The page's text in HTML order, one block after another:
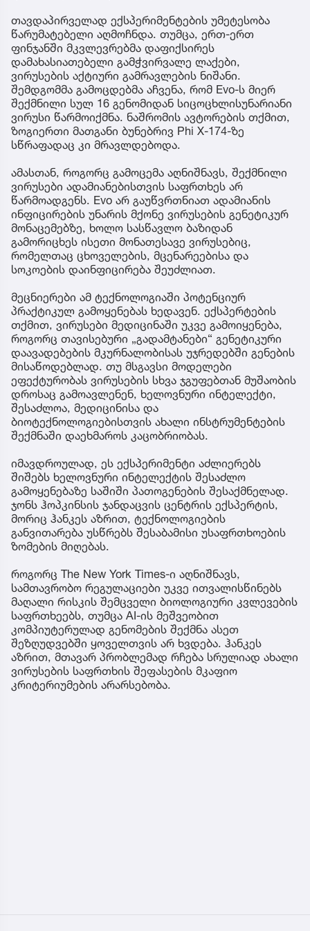
თავდაპირველად ექსპერიმენტების უმეტესობა
წარუმატებელი აღმოჩნდა. თუმცა, ერთ-ერთ
ფინჯანში მკვლევრებმა დაფიქსირეს
დამახასიათებელი გამჭვირვალე ლაქები,
ვირუსების აქტიური გამრავლების ნიშანი.
შემდგომმა გამოცდებმა აჩვენა, რომ Evo-ს მიერ
შექმნილი სულ 16 გენომიდან სიცოცხლისუნარიანი
ვირუსი წარმოიქმნა. ნაშრომის ავტორების თქმით,
ზოგიერთი მათგანი ბუნებრივ Phi X-174-ზე
სწრაფადაც კი მრავლდებოდა.
ამასთან, როგორც გამოცემა აღნიშნავს, შექმნილი
ვირუსები ადამიანებისთვის საფრთხეს არ
წარმოადგენს. Evo არ გაუწვრთნიათ ადამიანის
ინფიცირების უნარის მქონე ვირუსების გენეტიკურ
მონაცემებზე, ხოლო სასწავლო ბაზიდან
გამორიცხეს ისეთი მონათესავე ვირუსებიც,
რომელთაც ცხოველების, მცენარეებისა და
სოკოების დაინფიცირება შეუძლიათ.
მეცნიერები ამ ტექნოლოგიაში პოტენციურ
პრაქტიკულ გამოყენებას ხედავენ. ექსპერტების
თქმით, ვირუსები მედიცინაში უკვე გამოიყენება,
როგორც თავისებური „გადამტანები“ გენეტიკური
დაავადებების მკურნალობისას უჯრედებში გენების
მისაწოდებლად. თუ მსგავსი მოდელები
ეფექტურობას ვირუსების სხვა ჯგუფებთან მუშაობის
დროსაც გამოავლენენ, ხელოვნური ინტელექტი,
შესაძლოა, მედიცინისა და
ბიოტექნოლოგიებისთვის ახალი ინსტრუმენტების
შექმნაში დაეხმაროს კაცობრიობას.
იმავდროულად, ეს ექსპერიმენტი აძლიერებს
შიშებს ხელოვნური ინტელექტის შესაძლო
გამოყენებაზე საშიში პათოგენების შესაქმნელად.
ჯონს ჰოპკინსის ჯანდაცვის ცენტრის ექსპერტის,
მორიც ჰანკეს აზრით, ტექნოლოგიების
განვითარება უსწრებს შესაბამისი უსაფრთხოების
ზომების მიღებას.
როგორც The New York Times-ი აღნიშნავს,
სამთავრობო რეგულაციები უკვე ითვალისწინებს
მაღალი რისკის შემცველი ბიოლოგიური კვლევების
საფრთხეებს, თუმცა AI-ის მეშვეობით
კომპიუტერულად გენომების შექმნა ასეთ
შეზღუდვებში ყოველთვის არ ხვდება. ჰანკეს
აზრით, მთავარ პრობლემად რჩება სრულიად ახალი
ვირუსების საფრთხის შეფასების მკაფიო
კრიტერიუმების არარსებობა.